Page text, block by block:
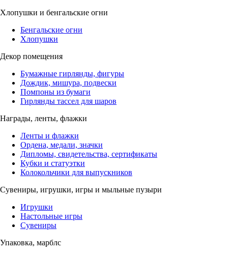
Хлопушки и бенгальские огни
Бенгальские огни
Хлопушки
Декор помещения
Бумажные гирлянды, фигуры
Дождик, мишура, подвески
Помпоны из бумаги
Гирлянды тассел для шаров
Награды, ленты, флажки
Ленты и флажки
Ордена, медали, значки
Дипломы, свидетельства, сертификаты
Кубки и статуэтки
Колокольчики для выпускников
Сувениры, игрушки, игры и мыльные пузыри
Игрушки
Настольные игры
Сувениры
Упаковка, марблс